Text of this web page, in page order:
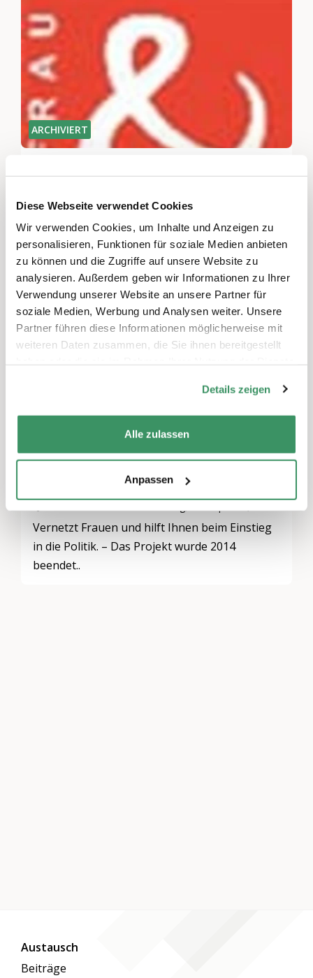
Diese Webseite verwendet Cookies
Wir verwenden Cookies, um Inhalte und Anzeigen zu
personalisieren, Funktionen für soziale Medien anbieten
zu können und die Zugriffe auf unsere Website zu
analysieren. Außerdem geben wir Informationen zu Ihrer
Verwendung unserer Website an unsere Partner für
soziale Medien, Werbung und Analysen weiter. Unsere
Partner führen diese Informationen möglicherweise mit
weiteren Daten zusammen, die Sie ihnen bereitgestellt
Details zeigen
Alle zulassen
Anpassen
ARCHIVIERT
Kultur & Künste, Kommunikation & Medien
Projekte aufzeigen, die den Dialog zwischen
den Generationen verbessern
Vernetzt Frauen und hilft Ihnen beim Einstieg
in die Politik. – Das Projekt wurde 2014
beendet..
Austausch
Beiträge